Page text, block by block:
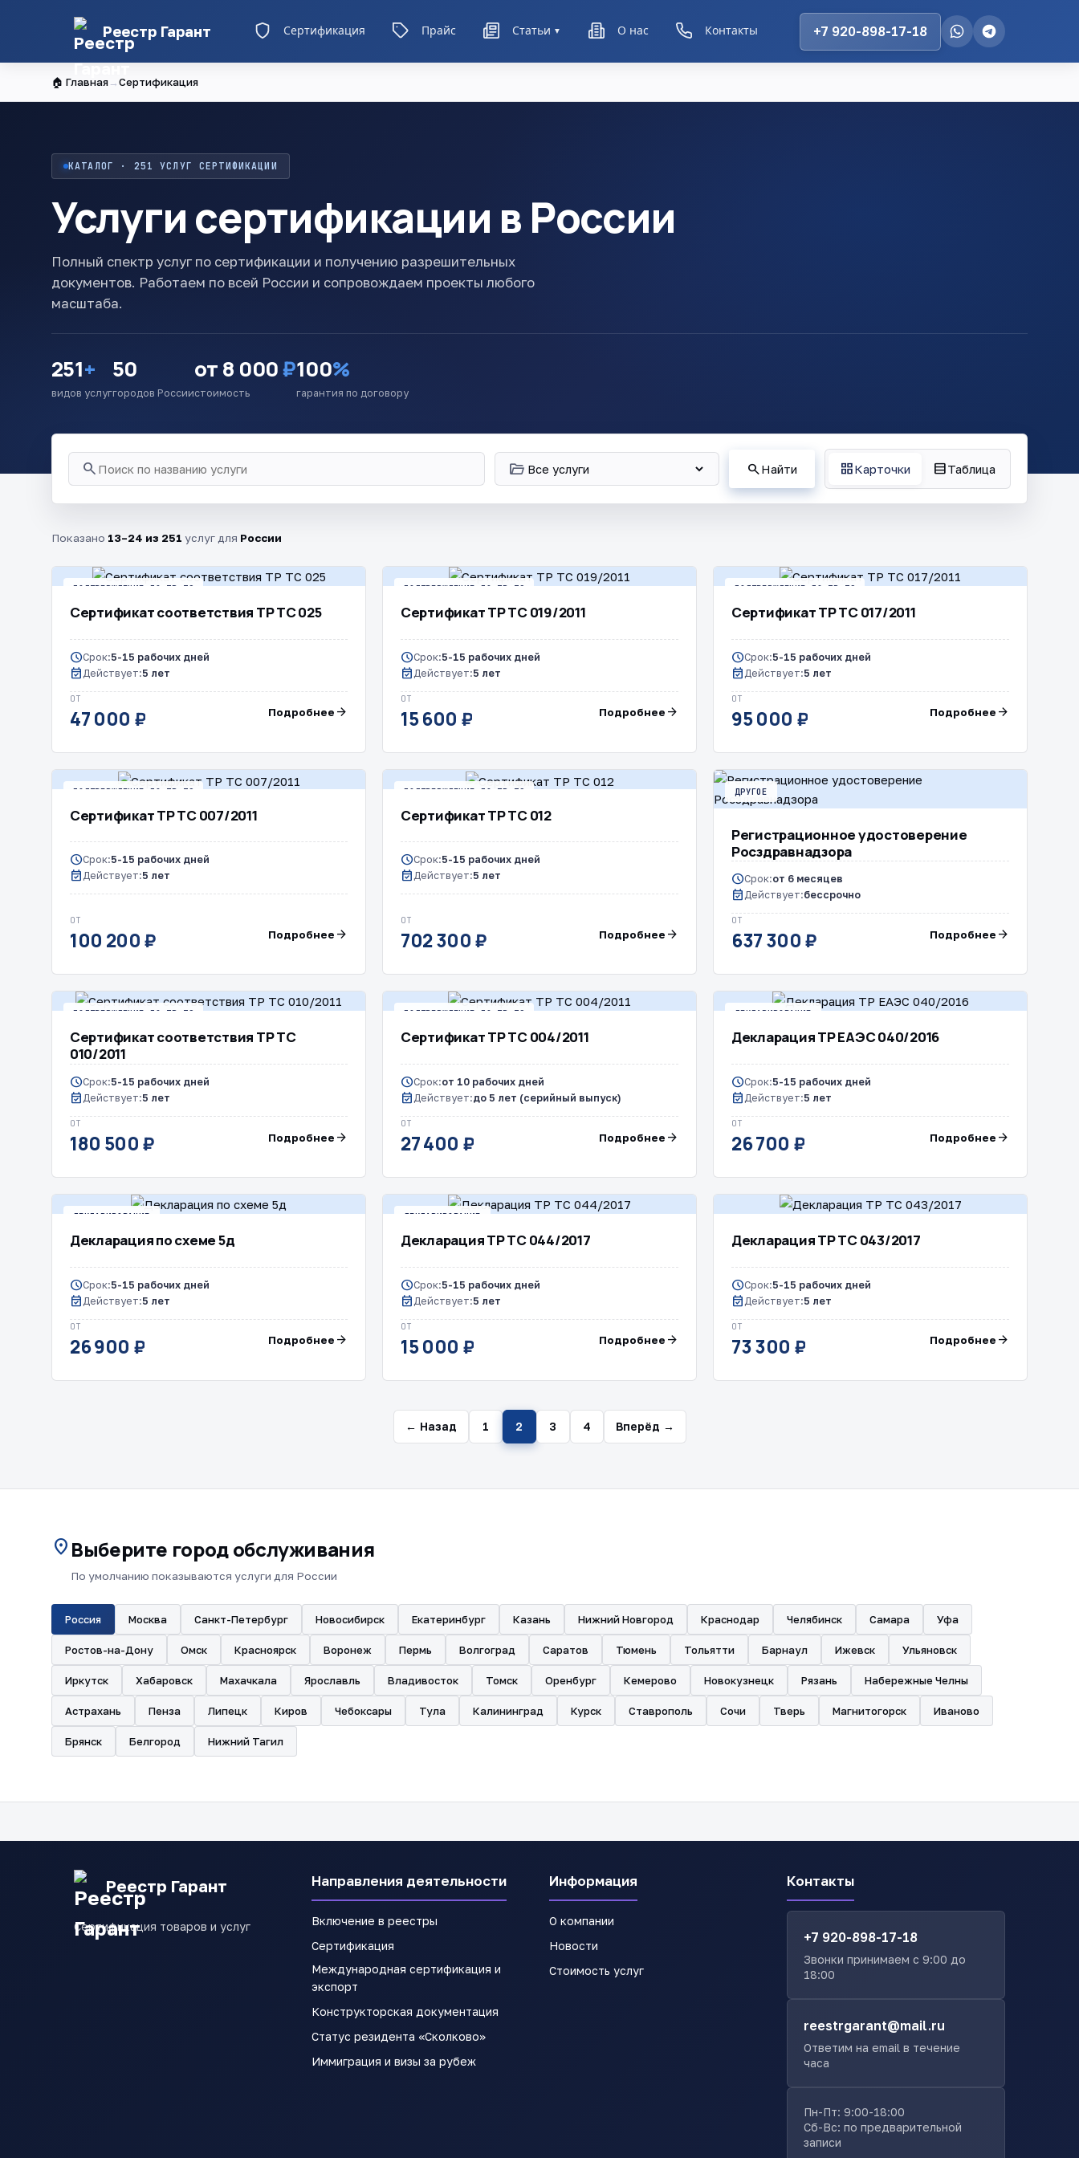
Реестр Гарант Сертификация Прайс Статьи ▼ О нас Контакты +7 920-898-17-18
🏠 Главная→Сертификация
КАТАЛОГ · 251 УСЛУГ СЕРТИФИКАЦИИ
Услуги сертификации в России
Полный спектр услуг по сертификации и получению разрешительных
документов. Работаем по всей России и сопровождаем проекты любого
масштаба.
251+
видов услуг
50
городов России
от 8 000₽
стоимость
100%
гарантия по договору
search folder_open searchНайти grid_viewКарточки table_rowsТаблица
Показано 13–24 из 251 услуг для России
ПОДТВЕРЖДЕНИЕ ПО ТР ТС
Сертификат соответствия ТР ТС 025
scheduleСрок:5-15 рабочих дней
event_available Действует:5 лет
ОТ
47 000 ₽ Подробнее arrow_forward
ПОДТВЕРЖДЕНИЕ ПО ТР ТС
Сертификат ТР ТС 019/2011
scheduleСрок:5-15 рабочих дней
event_available Действует:5 лет
ОТ
15 600 ₽ Подробнее arrow_forward
ПОДТВЕРЖДЕНИЕ ПО ТР ТС
Сертификат ТР ТС 017/2011
scheduleСрок:5-15 рабочих дней
event_available Действует:5 лет
ОТ
95 000 ₽ Подробнее arrow_forward
ПОДТВЕРЖДЕНИЕ ПО ТР ТС
Сертификат ТР ТС 007/2011
scheduleСрок:5-15 рабочих дней
event_availableДействует:5 лет
ОТ
100 200 ₽ Подробнее arrow_forward
ПОДТВЕРЖДЕНИЕ ПО ТР ТС
Сертификат ТР ТС 012
scheduleСрок:5-15 рабочих дней
event_availableДействует:5 лет
ОТ
702 300 ₽ Подробнее arrow_forward
ДРУГОЕ
Регистрационное удостоверение
Росздравнадзора
scheduleСрок:от 6 месяцев
event_availableДействует:бессрочно
ОТ
637 300 ₽ Подробнее arrow_forward
ПОДТВЕРЖДЕНИЕ ПО ТР ТС
Сертификат соответствия ТР ТС
010/2011
scheduleСрок:5-15 рабочих дней
event_availableДействует:5 лет
ОТ
180 500 ₽ Подробнее arrow_forward
ПОДТВЕРЖДЕНИЕ ПО ТР ТС
Сертификат ТР ТС 004/2011
scheduleСрок:от 10 рабочих дней
event_availableДействует:до 5 лет (серийный выпуск)
ОТ
27 400 ₽ Подробнее arrow_forward
ДЕКЛАРИРОВАНИЕ
Декларация ТР ЕАЭС 040/2016
scheduleСрок:5-15 рабочих дней
event_availableДействует:5 лет
ОТ
26 700 ₽ Подробнее arrow_forward
ДЕКЛАРИРОВАНИЕ
Декларация по схеме 5д
scheduleСрок:5-15 рабочих дней
event_available Действует:5 лет
ОТ
26 900 ₽ Подробнее arrow_forward
ДЕКЛАРИРОВАНИЕ
Декларация ТР ТС 044/2017
scheduleСрок:5-15 рабочих дней
event_available Действует:5 лет
ОТ
15 000 ₽ Подробнее arrow_forward
Декларация ТР ТС 043/2017
scheduleСрок:5-15 рабочих дней
event_available Действует:5 лет
ОТ
73 300 ₽ Подробнее arrow_forward
← Назад 1 2 3 4 Вперёд →
location_on Выберите город обслуживания
По умолчанию показываются услуги для России
Россия Москва Санкт-Петербург Новосибирск Екатеринбург Казань Нижний Новгород Краснодар Челябинск Самара Уфа
Ростов-на-Дону Омск Красноярск Воронеж Пермь Волгоград Саратов Тюмень Тольятти Барнаул Ижевск Ульяновск
Иркутск Хабаровск Махачкала Ярославль Владивосток Томск Оренбург Кемерово Новокузнецк Рязань Набережные Челны
Астрахань Пенза Липецк Киров Чебоксары Тула Калининград Курск Ставрополь Сочи Тверь Магнитогорск Иваново
Брянск Белгород Нижний Тагил
Реестр Гарант
Сертификация товаров и услуг
Направления деятельности
Включение в реестры
Сертификация
Международная сертификация и
экспорт
Конструкторская документация
Статус резидента «Сколково»
Иммиграция и визы за рубеж
Информация
О компании
Новости
Стоимость услуг
Контакты
+7 920-898-17-18
Звонки принимаем с 9:00 до
18:00
reestrgarant@mail.ru
Ответим на email в течение
часа
Пн-Пт: 9:00-18:00
Сб-Вс: по предварительной
записи